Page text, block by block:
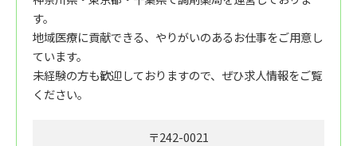
す。
地域医療に貢献できる、やりがいのあるお仕事をご用意し
ています。
未経験の方も歓迎しておりますので、ぜひ求人情報をご覧
ください。
〒242-0021